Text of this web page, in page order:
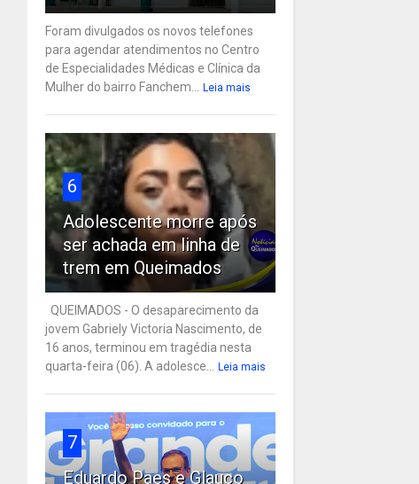
Foram divulgados os novos telefones
para agendar atendimentos no Centro
de Especialidades Médicas e Clínica da
Mulher do bairro Fanchem...
Leia mais
6
Adolescente morre após
ser achada em linha de
trem em Queimados
QUEIMADOS - O desaparecimento da
jovem Gabriely Victoria Nascimento, de
16 anos, terminou em tragédia nesta
quarta-feira (06). A adolesce...
Leia mais
7
Eduardo Paes e Glauco